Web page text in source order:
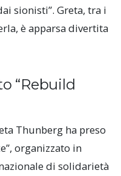
sionisti”. Greta, tra i
è apparsa divertita
“Rebuild
Thunberg ha preso
organizzato in
di solidarietà